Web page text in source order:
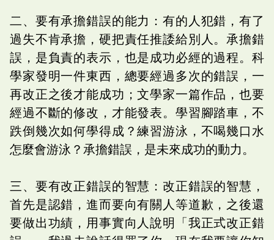
二、要有承擔錯誤的能力：有的人犯錯，有了
過失不肯承擔，硬把責任推諉給別人。承擔錯
誤，是負責的表示，也是成功必經的過程。科
學家發明一件東西，總要經過多次的錯誤，一
再改正之後才能成功；文學家一篇作品，也要
經過不斷的修改，才能發表。學習腳踏車，不
跌倒幾次如何學得成？練習游泳，不喝幾口水
怎麼會游泳？承擔錯誤，是未來成功的動力。
三、要有改正錯誤的智慧：改正錯誤的智慧，
首先是認錯，進而要向有關人等道歉，之後還
要做出功績，用事實向人說明「我正式改正錯